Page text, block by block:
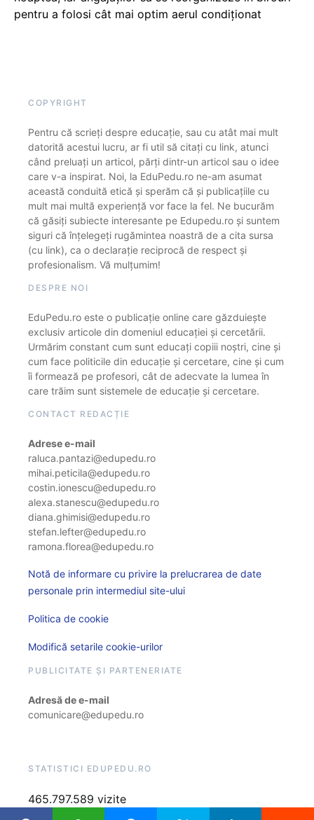
pentru a folosi cât mai optim aerul condiționat
COPYRIGHT
Pentru că scrieți despre educație, sau cu atât mai mult
datorită acestui lucru, ar fi util să citați cu link, atunci
când preluați un articol, părți dintr-un articol sau o idee
care v-a inspirat. Noi, la EduPedu.ro ne-am asumat
această conduită etică și sperăm că și publicațiile cu
mult mai multă experiență vor face la fel. Ne bucurăm
că găsiți subiecte interesante pe Edupedu.ro și suntem
siguri că înțelegeți rugămintea noastră de a cita sursa
(cu link), ca o declarație reciprocă de respect și
profesionalism. Vă mulțumim!
DESPRE NOI
EduPedu.ro este o publicație online care găzduiește
exclusiv articole din domeniul educației și cercetării.
Urmărim constant cum sunt educați copiii noștri, cine și
cum face politicile din educație și cercetare, cine și cum
îi formează pe profesori, cât de adecvate la lumea în
care trăim sunt sistemele de educație și cercetare.
CONTACT REDACȚIE
Adrese e-mail
raluca.pantazi@edupedu.ro
mihai.peticila@edupedu.ro
costin.ionescu@edupedu.ro
alexa.stanescu@edupedu.ro
diana.ghimisi@edupedu.ro
stefan.lefter@edupedu.ro
ramona.florea@edupedu.ro
Notă de informare cu privire la prelucrarea de date
personale prin intermediul site-ului
Politica de cookie
Modifică setarile cookie-urilor
PUBLICITATE ȘI PARTENERIATE
Adresă de e-mail
comunicare@edupedu.ro
STATISTICI EDUPEDU.RO
465.797.589 vizite